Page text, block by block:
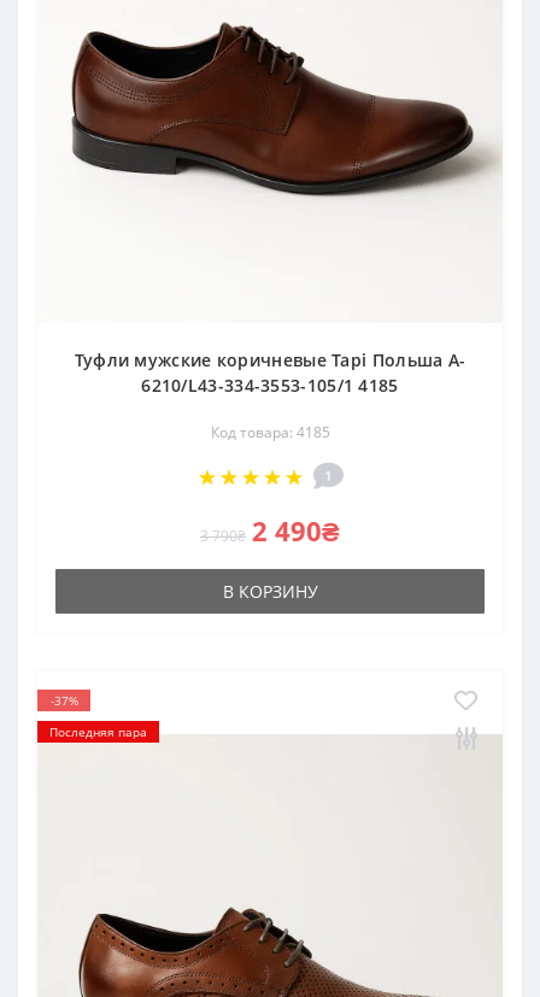
Туфли мужские коричневые Tapi Польша A-
6210/L43-334-3553-105/1 4185
Код товара: 4185
1
3 790₴ 2 490₴
В КОРЗИНУ
-37%
Последняя пара